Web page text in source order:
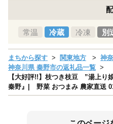
常温 冷蔵 冷凍 別
まちから探す 関東地方
神
神奈川県 秦野市の返礼品一覧
【大好評!!】枝つき枝豆 ”湯上
秦野』| 野菜 おつまみ 農家直送